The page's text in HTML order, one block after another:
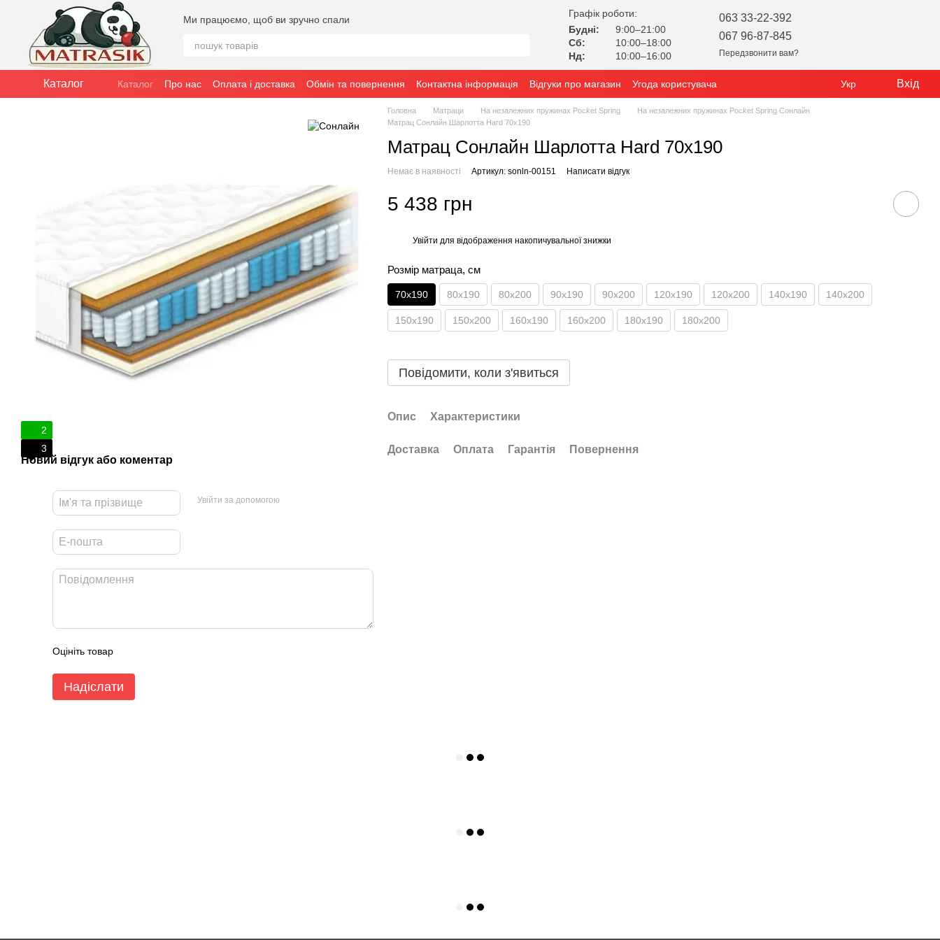
Перейти до основного контенту
Ми працюємо, щоб ви зручно спали
Графік роботи:
Будні:
9:00–21:00
Сб:
10:00–18:00
Нд:
10:00–16:00
063 33-22-392
067 96-87-845
Передзвонити вам?
Каталог Каталог Про нас Оплата і доставка Обмін та повернення Контактна інформація Відгуки про магазин
Угода користувача
Публічна угода (оферта)
Укр Вхід
2
3
Новий відгук або коментар
Увійти за допомогою
Оцініть товар
Надіслати
Головна Матраци На незалежних пружинах Pocket Spring
На незалежних пружинах Pocket Spring Сонлайн
Матрац Сонлайн Шарлотта Hard 70x190
Матрац Сонлайн Шарлотта Hard 70x190
Немає в наявності Артикул: sonln-00151 Написати відгук
5 438 грн
Увійти для відображення накопичувальної знижки
Розмір матраца, см
70х190 80x190 80x200 90x190 90x200 120x190 120х200 140x190 140х200
150х190 150x200 160x190 160x200 180x190 180х200
Повідомити, коли з'явиться
Опис Характеристики
Доставка Оплата Гарантія Повернення